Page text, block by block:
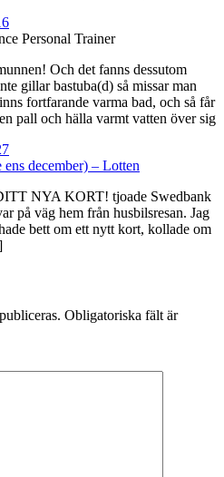
Personal Trainer
Och det fanns dessutom
gillar bastuba(d) så missar man
fortfarande varma bad, och så får
pall och hälla varmt vatten över sig
december) – Lotten
NYA KORT! tjoade Swedbank
på väg hem från husbilsresan. Jag
bett om ett nytt kort, kollade om
Obligatoriska fält är